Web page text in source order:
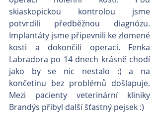
skiaskopickou kontrolou jsme
potvrdili předběžnou diagnózu.
Implantáty jsme připevnili ke zlomené
kosti a dokončili operaci. Fenka
Labradora po 14 dnech krásně chodí
jako by se nic nestalo :) a na
končetinu bez problémů došlapuje.
Mezi pacienty veterinární kliniky
Brandýs přibyl další šťastný pejsek :)